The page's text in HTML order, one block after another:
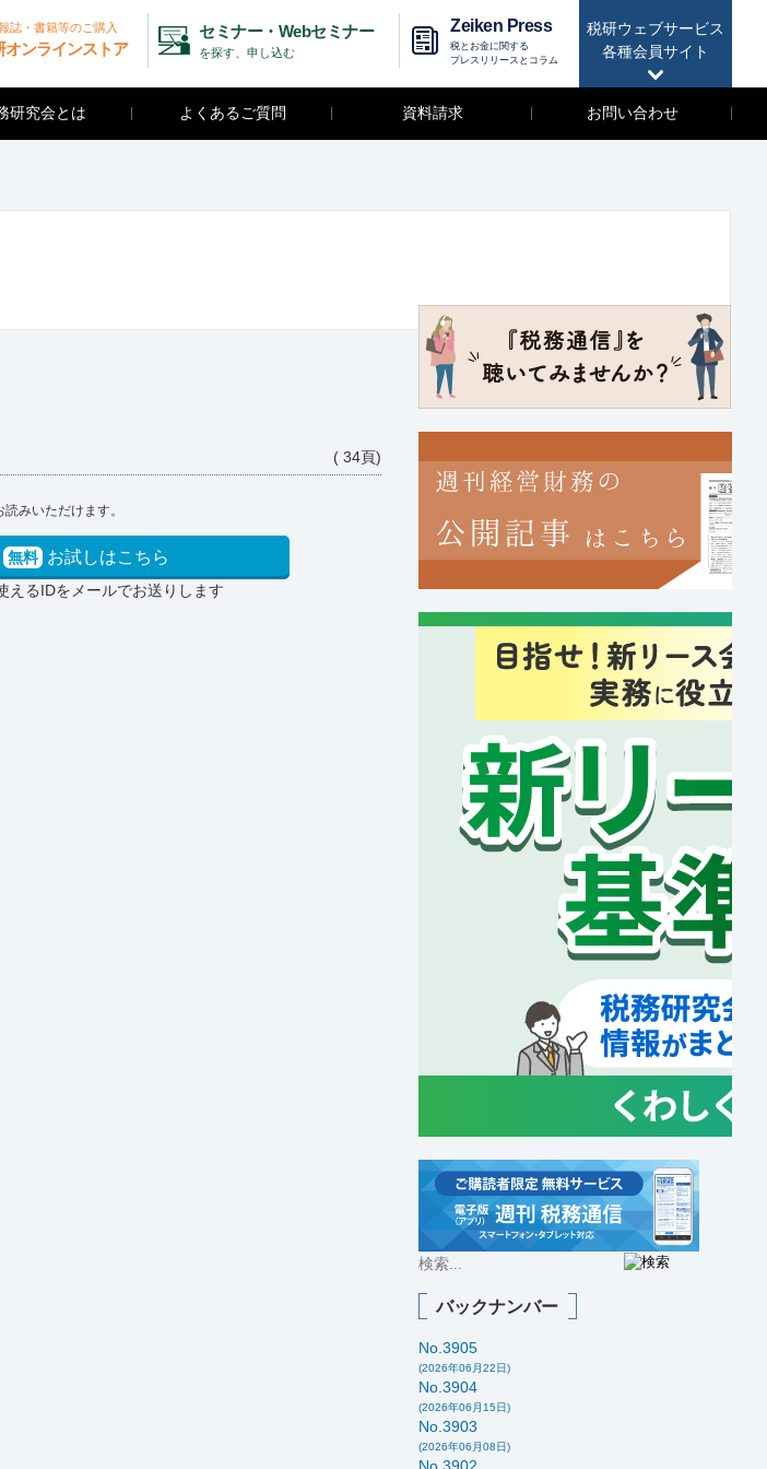
税研ウェブサービス
各種会員サイト
誌・書籍等のご購入
オンラインストア
セミナー・Webセミナー
を探す、申し込む
Zeiken Press
税とお金に関する
プレスリリースとコラム
研究会とは よくあるご質問 資料請求 お問い合わせ
( 34頁)
みいただけます。
無料 お試しはこちら
えるIDをメールでお送りします
バックナンバー
No.3905
(2026年06月22日)
No.3904
(2026年06月15日)
No.3903
(2026年06月08日)